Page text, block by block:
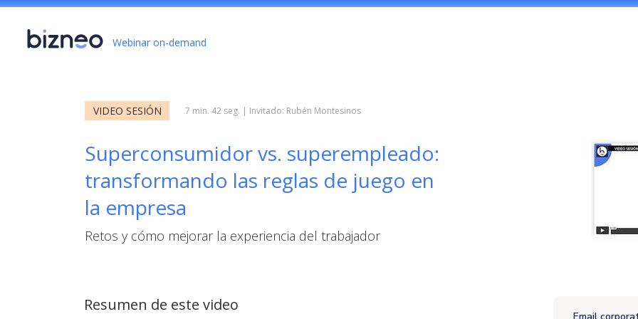
Superconsumidor vs. superempleado:
transformando las reglas de juego en
la empresa
Retos y cómo mejorar la experiencia del trabajador
Webinar on-demand
VIDEO SESIÓN 7 min. 42 seg. | Invitado: Rubén Montesinos
Resumen de este video